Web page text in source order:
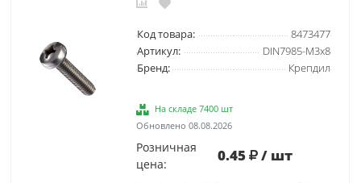
Код товара:
8473477
Артикул:
DIN7985-М3х8
Бренд:
Крепдил
На складе 7400 шт
Обновлено 08.08.2026
Розничная
цена:
0.45 / шт